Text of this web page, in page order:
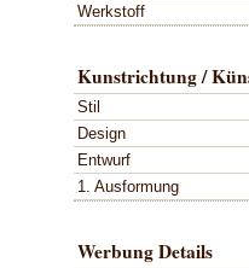
Werkstoff
Kunstrichtung /
Stil
Design
Entwurf
1. Ausformung
Werbung Details